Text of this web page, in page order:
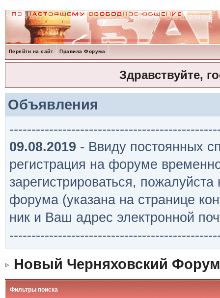
Перейти на сайт Правила Форума
Здравствуйте,
Объявления
09.08.2019 - Ввиду постоянных
регистрация на форуме
зарегистрироваться,
форума (указана на странице
ник и Ваш адрес электронной
Новый Черняховский Форум
Фильтры поиска